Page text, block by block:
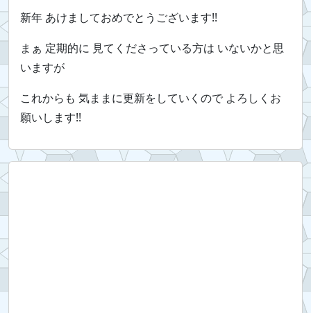
新年 あけましておめでとうございます!!
まぁ 定期的に 見てくださっている方は いないかと思
いますが
これからも 気ままに更新をしていくので よろしくお
願いします!!